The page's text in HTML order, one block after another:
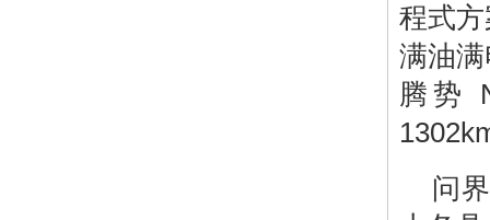
程式
满油
腾势
问